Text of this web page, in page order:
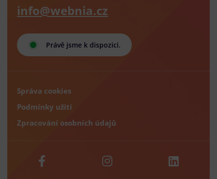
Právě jsme k dispozici.
info@webnia.cz
Správa cookies
Podmínky užití
Zpracování osobních údajů